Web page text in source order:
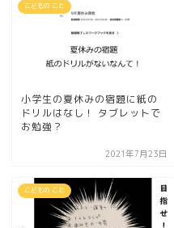
こどもの こと
小学生の夏休みの宿題に紙の
ドリルはなし！ タブレットで
お勉強？
2021年7月23日
こどもの こと